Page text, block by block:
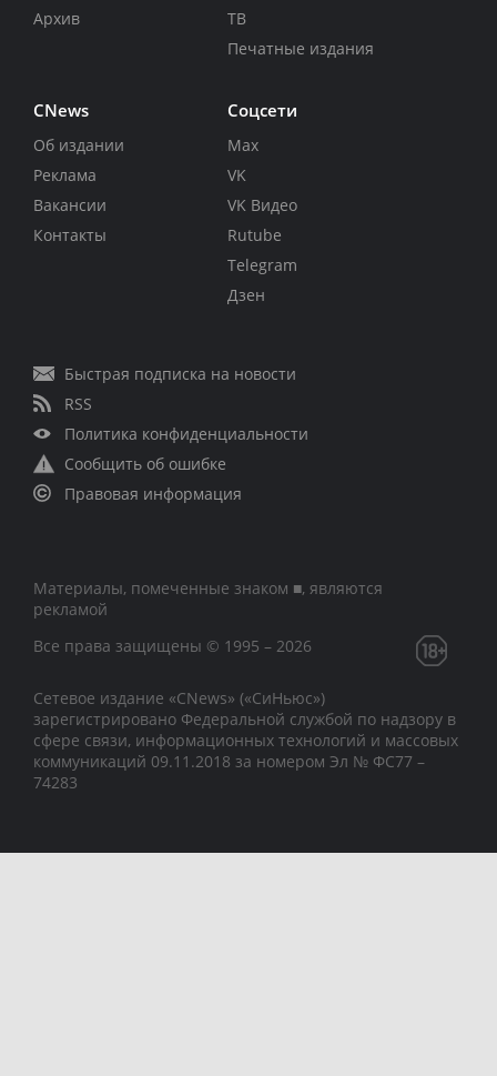
Архив
ТВ
Печатные издания
CNews
Об издании
Реклама
Вакансии
Контакты
Соцсети
Max
VK
VK Видео
Rutube
Telegram
Дзен
Быстрая подписка на новости
RSS
Политика конфиденциальности
Сообщить об ошибке
Правовая информация
Материалы, помеченные знаком ■, являются
рекламой
Все права защищены © 1995 – 2026
Сетевое издание «CNews» («СиНьюс»)
зарегистрировано Федеральной службой по надзору в
сфере связи, информационных технологий и массовых
коммуникаций 09.11.2018 за номером Эл № ФС77 –
74283